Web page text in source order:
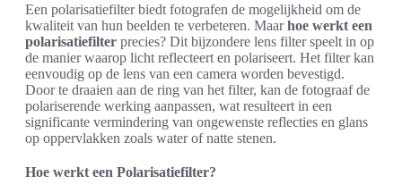
Een polarisatiefilter biedt fotografen de mogelijkheid om de
kwaliteit van hun beelden te verbeteren. Maarhoe werkt een
polarisatiefilter precies? Dit bijzondere lens filter speelt in op
de manier waarop licht reflecteert en polariseert. Het filter kan
eenvoudig op de lens van een camera worden bevestigd.
Door te draaien aan de ring van het filter, kan de fotograaf de
polariserende werking aanpassen, wat resulteert in een
significante vermindering van ongewenste reflecties en glans
op oppervlakken zoals water of natte stenen.
Hoe werkt een Polarisatiefilter?